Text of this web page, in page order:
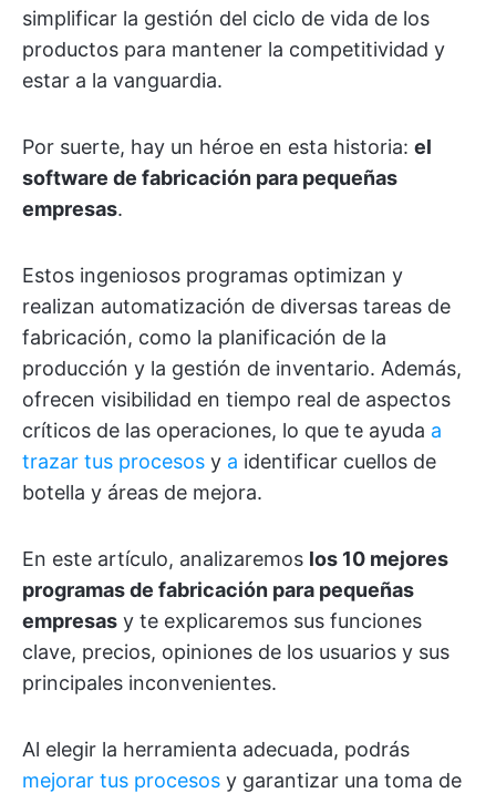
simplificar la gestión del ciclo de vida de los
productos para mantener la competitividad y
estar a la vanguardia.
Por suerte, hay un héroe en esta historia: el
software de fabricación para pequeñas
empresas.
Estos ingeniosos programas optimizan y
realizan automatización de diversas tareas de
fabricación, como la planificación de la
producción y la gestión de inventario. Además,
ofrecen visibilidad en tiempo real de aspectos
críticos de las operaciones, lo que te ayuda a
trazar tus procesos y a identificar cuellos de
botella y áreas de mejora.
En este artículo, analizaremos los 10 mejores
programas de fabricación para pequeñas
empresas y te explicaremos sus funciones
clave, precios, opiniones de los usuarios y sus
principales inconvenientes.
Al elegir la herramienta adecuada, podrás
mejorar tus procesos y garantizar una toma de